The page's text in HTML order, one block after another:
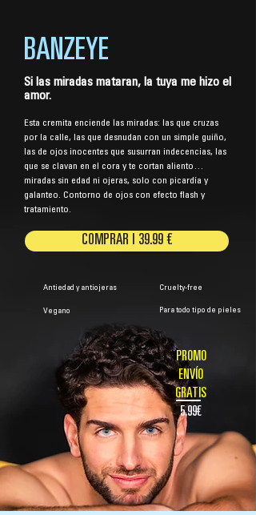
Si las miradas mataran, la tuya me hizo el
amor.
Esta cremita enciende las miradas: las que cruzas
por la calle, las que desnudan con un simple guiño,
las de ojos inocentes que susurran indecencias, las
que se clavan en el cora y te cortan aliento…
miradas sin edad ni ojeras, solo con picardía y
galanteo. Contorno de ojos con efecto flash y
tratamiento.
BANZEYE
COMPRAR | 39.99 €
Antiedad y antiojeras
Para todo tipo de pieles
Cruelty-free
Vegano
PROMO
ENVÍO
GRATIS
5.99€